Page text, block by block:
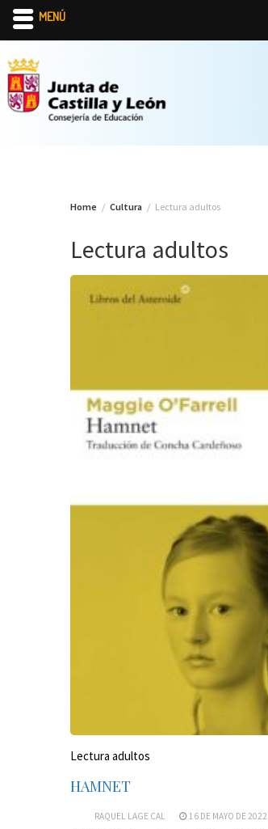
to
content
Home Cultura Lectura adultos
Lectura adultos
Lectura adultos
HAMNET
RAQUEL LAGE CAL 16 DE MAYO DE 2022
MENÚ